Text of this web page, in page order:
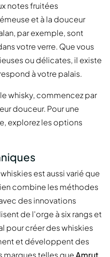
notes fruitées
et à la douceur
par exemple, sont
votre verre. Que vous
ou délicates, il existe
à votre palais.
whisky, commencez par
douceur. Pour une
explorez les options
est aussi varié que
combine les méthodes
des innovations
de l'orge à six rangs et
pour créer des whiskies
et développent des
marques telles que Amrut